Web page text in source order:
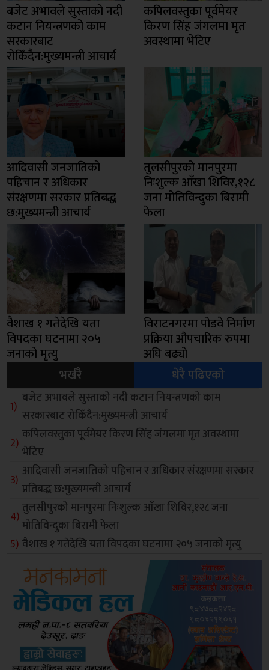
बजेट अभावले सुस्ताको नदी
कटान नियन्त्रणको काम
सरकारबाट
रोकिँदैन:मुख्यमन्त्री आचार्य
कपिलवस्तुका पूर्वमेयर
किरण सिंह जंगलमा मृत
अवस्थामा भेटिए
आदिवासी जनजातिको
पहिचान र अधिकार
संरक्षणमा सरकार प्रतिबद्ध
छ:मुख्यमन्त्री आचार्य
तुलसीपुरको मानपुरमा
निःशुल्क आँखा शिविर,१२८
जना मोतिविन्दुका बिरामी
फेला
वैशाख १ गतेदेखि यता
विपदका घटनामा २०५
जनाको मृत्यु
विराटनगरमा पोडवे निर्माण
प्रक्रिया औपचारिक रुपमा
अघि बढ्यो
भर्खरै
धेरै पढिएको
बजेट अभावले सुस्ताको नदी कटान नियन्त्रणको काम
सरकारबाट रोकिँदैन:मुख्यमन्त्री आचार्य
कपिलवस्तुका पूर्वमेयर किरण सिंह जंगलमा मृत अवस्थामा
भेटिए
आदिवासी जनजातिको पहिचान र अधिकार संरक्षणमा सरकार
प्रतिबद्ध छ:मुख्यमन्त्री आचार्य
तुलसीपुरको मानपुरमा निःशुल्क आँखा शिविर,१२८ जना
मोतिविन्दुका बिरामी फेला
वैशाख १ गतेदेखि यता विपदका घटनामा २०५ जनाको मृत्यु